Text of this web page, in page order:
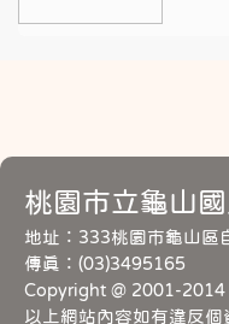
桃園市立龜山
地址：333桃園市龜山區
傳真：(03)3495165
Copyright @ 2001-
以上網站內容如有違反